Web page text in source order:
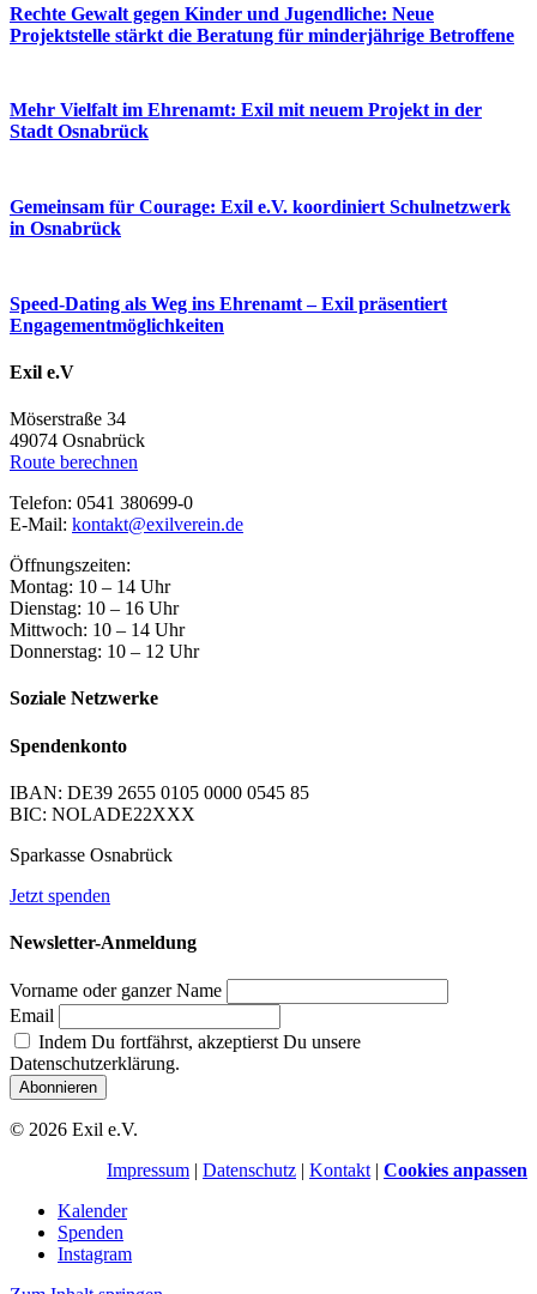
Rechte Gewalt gegen Kinder und Jugendliche: Neue
Projektstelle stärkt die Beratung für minderjährige Betroffene
Mehr Vielfalt im Ehrenamt: Exil mit neuem Projekt in der
Stadt Osnabrück
Gemeinsam für Courage: Exil e.V. koordiniert Schulnetzwerk
in Osnabrück
Speed-Dating als Weg ins Ehrenamt – Exil präsentiert
Engagementmöglichkeiten
Exil e.V
Möserstraße 34
49074 Osnabrück
Route berechnen
Telefon: 0541 380699-0
E-Mail: kontakt@exilverein.de
Öffnungszeiten:
Montag: 10 – 14 Uhr
Dienstag: 10 – 16 Uhr
Mittwoch: 10 – 14 Uhr
Donnerstag: 10 – 12 Uhr
Soziale Netzwerke
Spendenkonto
IBAN: DE39 2655 0105 0000 0545 85
BIC: NOLADE22XXX
Sparkasse Osnabrück
Jetzt spenden
Newsletter-Anmeldung
Vorname oder ganzer Name
Email
Indem Du fortfährst, akzeptierst Du unsere
Datenschutzerklärung.
© 2026 Exil e.V.
Impressum | Datenschutz | Kontakt | Cookies anpassen
Kalender
Spenden
Instagram